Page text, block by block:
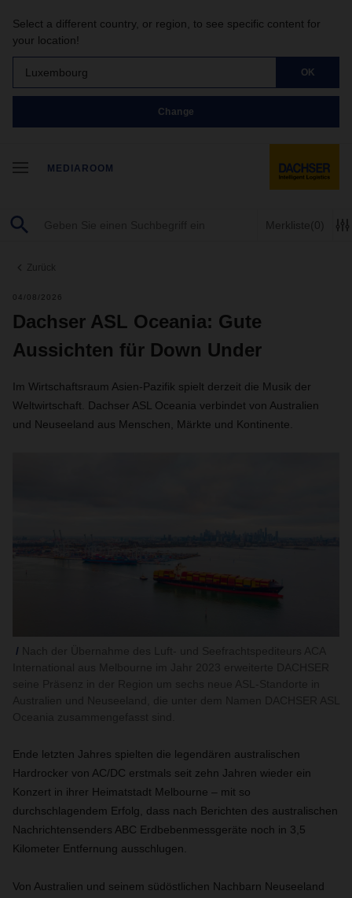
Select a different country, or region, to see specific content for
your location!
Luxembourg OK
Change
MEDIAROOM
Merkliste(0)
Zurück
04/08/2026
Dachser ASL Oceania: Gute
Aussichten für Down Under
Im Wirtschaftsraum Asien-Pazifik spielt derzeit die Musik der
Weltwirtschaft. Dachser ASL Oceania verbindet von Australien
und Neuseeland aus Menschen, Märkte und Kontinente.
Ende letzten Jahres spielten die legendären australischen
Hardrocker von AC/DC erstmals seit zehn Jahren wieder ein
Konzert in ihrer Heimatstadt Melbourne – mit so
durchschlagendem Erfolg, dass nach Berichten des australischen
Nachrichtensenders ABC Erdbebenmessgeräte noch in 3,5
Kilometer Entfernung ausschlugen.
Von Australien und seinem südöstlichen Nachbarn Neuseeland